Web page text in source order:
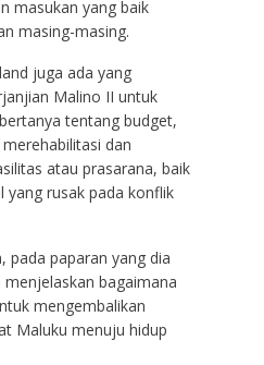
masukan yang baik
masing-masing.
juga ada yang
Malino II untuk
tentang budget,
dan
atau prasarana, baik
rusak pada konflik
pada paparan yang dia
bagaimana
mengembalikan
Maluku menuju hidup